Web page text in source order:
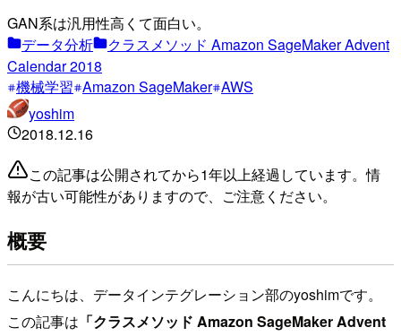
GAN系は汎用性高くて面白い。
データ分析
クラスメソッド Amazon SageMaker Advent
Calendar 2018
機械学習 Amazon SageMaker AWS
yoshim
2018.12.16
この記事は公開されてから1年以上経過しています。情
報が古い可能性がありますので、ご注意ください。
概要
こんにちは、データインテグレーション部のyoshimです。
この記事は 「クラスメソッド Amazon SageMaker Advent